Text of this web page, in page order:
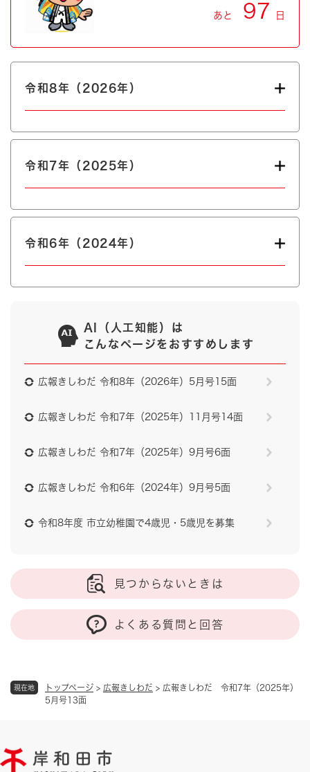
現在地 トップページ > 広報きしわだ > 広報きしわだ 令和7年（2025年）
5月号13面
あと 97 日
令和8年（2026年）
令和7年（2025年）
令和6年（2024年）
AI（人工知能）は
こんなページをおすすめします
広報きしわだ 令和8年（2026年）5月号15面
広報きしわだ 令和7年（2025年）11月号14面
広報きしわだ 令和7年（2025年）9月号6面
広報きしわだ 令和6年（2024年）9月号5面
令和8年度 市立幼稚園で4歳児・5歳児を募集
見つからないときは
よくある質問と回答